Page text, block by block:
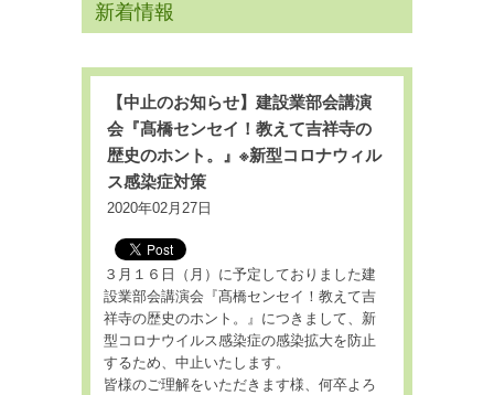
新着情報
【中止のお知らせ】建設業部会講演
会『髙橋センセイ！教えて吉祥寺の
歴史のホント。』※新型コロナウィル
ス感染症対策
2020年02月27日
３月１６日（月）に予定しておりました建
設業部会講演会『髙橋センセイ！教えて吉
祥寺の歴史のホント。』につきまして、新
型コロナウイルス感染症の感染拡大を防止
するため、中止いたします。
皆様のご理解をいただきます様、何卒よろ